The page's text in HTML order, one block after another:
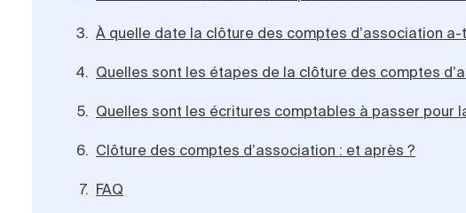
À quelle date la clôture des comptes d’association
Quelles sont les étapes de la clôture des comptes
Quelles sont les écritures comptables à passer pour
Clôture des comptes d’association : et après ?
FAQ